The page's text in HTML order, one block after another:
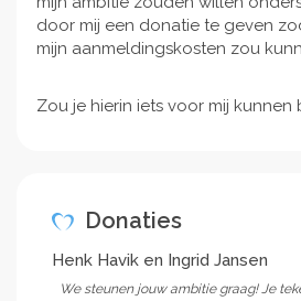
door mij een donatie te geven
mijn aanmeldingskosten zou
Zou je hierin iets voor mij kunnen
Donaties
Henk Havik en Ingrid Jansen
We steunen jouw ambitie graag! Je